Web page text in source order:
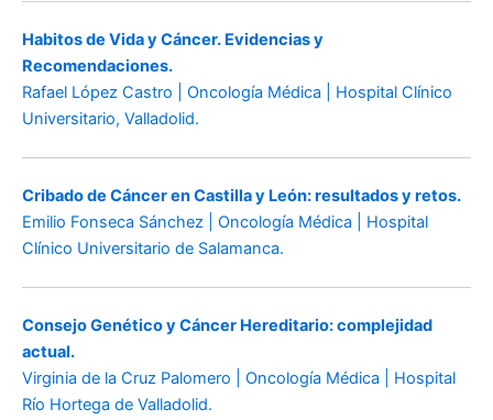
Habitos de Vida y Cáncer. Evidencias y
Recomendaciones.
Rafael López Castro | Oncología Médica | Hospital Clínico
Universitario, Valladolid.
Cribado de Cáncer en Castilla y León: resultados y retos.
Emilio Fonseca Sánchez | Oncología Médica | Hospital
Clínico Universitario de Salamanca.
Consejo Genético y Cáncer Hereditario: complejidad
actual.
Virginia de la Cruz Palomero | Oncología Médica | Hospital
Río Hortega de Valladolid.